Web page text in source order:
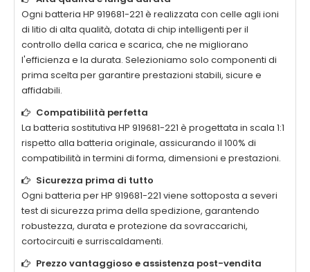
Ogni batteria HP 919681-221 è realizzata con celle agli ioni
di litio di alta qualità, dotata di chip intelligenti per il
controllo della carica e scarica, che ne migliorano
l'efficienza e la durata. Selezioniamo solo componenti di
prima scelta per garantire prestazioni stabili, sicure e
affidabili.
Compatibilità perfetta
La batteria sostitutiva HP 919681-221 è progettata in scala 1:1
rispetto alla batteria originale, assicurando il 100% di
compatibilità in termini di forma, dimensioni e prestazioni.
Sicurezza prima di tutto
Ogni batteria per HP 919681-221 viene sottoposta a severi
test di sicurezza prima della spedizione, garantendo
robustezza, durata e protezione da sovraccarichi,
cortocircuiti e surriscaldamenti.
Prezzo vantaggioso e assistenza post-vendita